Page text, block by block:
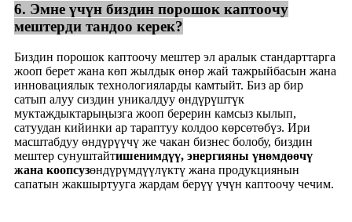
6. Эмне үчүн биздин порошок каптоочу
мештерди тандоо керек?
Биздин порошок каптоочу мештер эл аралык стандарттарга
жооп берет жана көп жылдык өнөр жай тажрыйбасын жана
инновациялык технологияларды камтыйт. Биз ар бир
сатып алуу сиздин уникалдуу өндүрүштүк
муктаждыктарыңызга жооп берерин камсыз кылып,
сатуудан кийинки ар тараптуу колдоо көрсөтөбүз. Ири
масштабдуу өндүрүүчү же чакан бизнес болобу, биздин
мештер сунуштайтишенимдүү, энергияны үнөмдөөчү
жана коопсузөндүрүмдүүлүктү жана продукциянын
сапатын жакшыртууга жардам берүү үчүн каптоочу чечим.